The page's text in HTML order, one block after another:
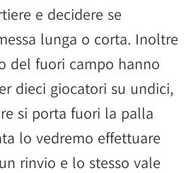
e decidere se
lunga o corta. Inoltre
del fuori campo hanno
dieci giocatori su undici,
si porta fuori la palla
lo vedremo effettuare
rinvio e lo stesso vale